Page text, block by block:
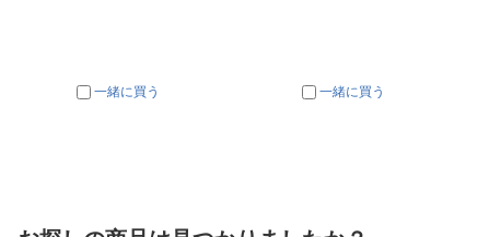
一緒に買う 一緒に買う